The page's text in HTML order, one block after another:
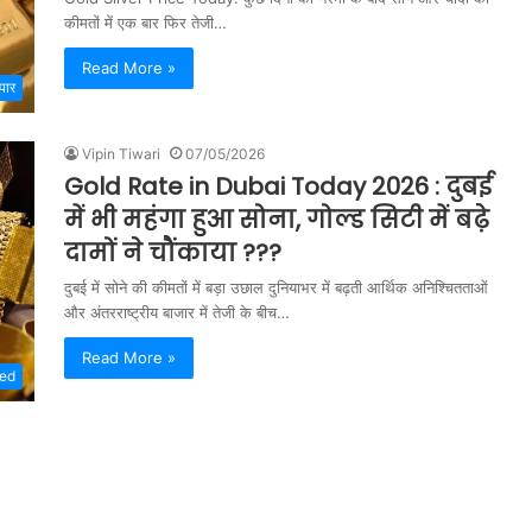
कीमतों में एक बार फिर तेजी…
Read More »
Vipin Tiwari 07/05/2026
Gold Rate in Dubai Today 2026 : दुबई
में भी महंगा हुआ सोना, गोल्ड सिटी में बढ़े
दामों ने चौंकाया ???
दुबई में सोने की कीमतों में बड़ा उछाल दुनियाभर में बढ़ती आर्थिक अनिश्चितताओं
और अंतरराष्ट्रीय बाजार में तेजी के बीच…
Read More »